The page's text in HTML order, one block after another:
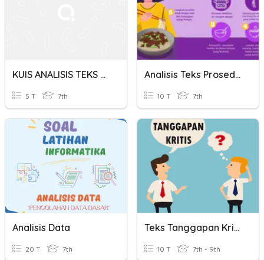
KUIS ANALISIS TEKS CERPEN
5 T 7th
Analisis Teks Prosedur
10 T 7th
Analisis Data
20 T 7th
Teks Tanggapan Kritis
10 T 7th - 9th